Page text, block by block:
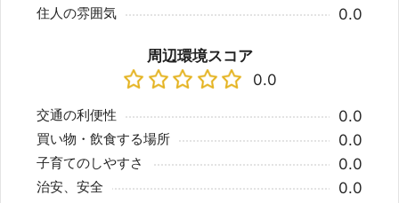
住人の雰囲気 0.0
周辺環境スコア
0.0
交通の利便性 0.0
買い物・飲食する場所 0.0
子育てのしやすさ 0.0
治安、安全 0.0